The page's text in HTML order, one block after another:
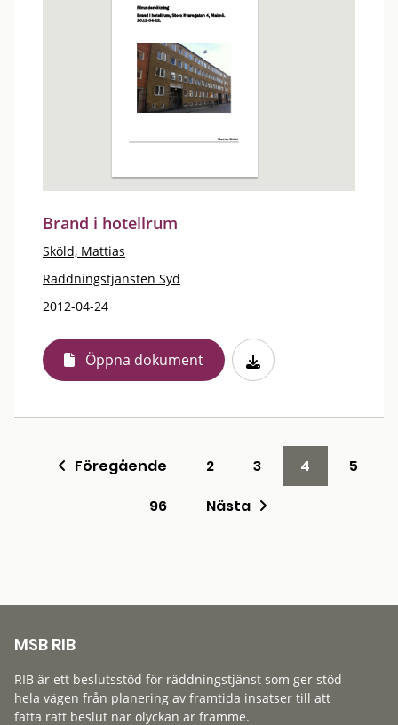
Brand i hotellrum
Sköld, Mattias
Räddningstjänsten Syd
2012-04-24
Öppna dokument
Föregående 2 3 4
5
96
Nästa
MSB RIB
RIB är ett beslutsstöd för räddningstjänst som ger stöd
hela vägen från planering av framtida insatser till att
fatta rätt beslut när olyckan är framme.